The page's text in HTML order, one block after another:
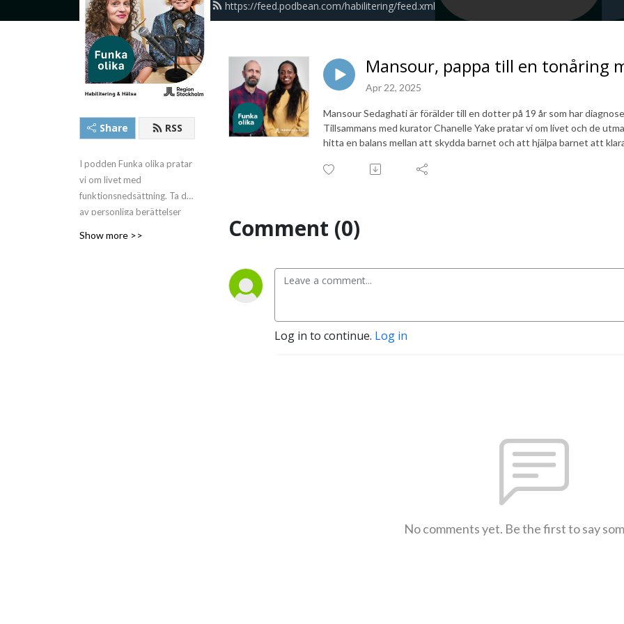
https://feed.podbean.com/habilitering/feed.xml
Share RSS
I podden Funka olika pratar
vi om livet med
funktionsnedsättning. Ta del
av personliga berättelser
Show more >>
Mansour, pappa till en tonåring
Apr 22, 2025
Mansour Sedaghati är förälder till en dotter på 19 år som har
Tillsammans med kurator Chanelle Yake pratar vi om livet och de
hitta en balans mellan att skydda barnet och att hjälpa barnet att
Comment (0)
Log in to continue. Log in
No comments yet. Be the first to say